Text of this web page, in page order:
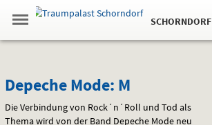
Springe
zum
,zum
.
Navigation
Gehe
zur
Standortauswahl
Standort:
SCHORNDORF.
Hinweis
Depeche
Mode:
Depeche Mode: M
Die Verbindung von Rock´n´Roll und Tod als
Thema wird von der Band Depeche Mode neu